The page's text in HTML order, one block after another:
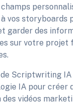
vos storyboards
garder des
sur votre projet
Scriptwriting IA
IA pour créer
des vidéos